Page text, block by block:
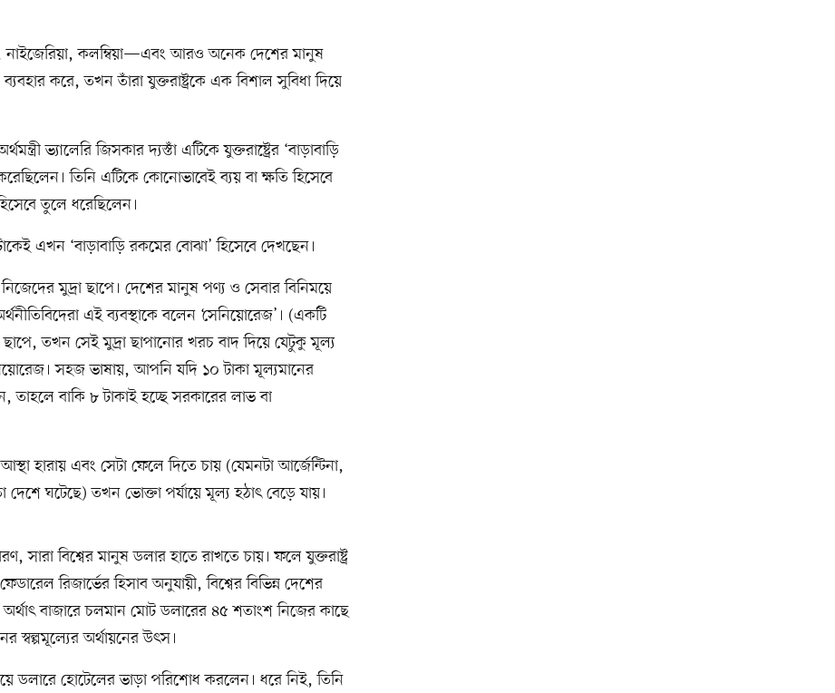
কলম্বিয়া—এবং আরও অনেক দেশের মানুষ
করে, তখন তাঁরা যুক্তরাষ্ট্রকে এক বিশাল সুবিধা দিয়ে
ভ্যালেরি জিসকার দ্যস্তাঁ এটিকে যুক্তরাষ্ট্রের ‘বাড়াবাড়ি
তিনি এটিকে কোনোভাবেই ব্যয় বা ক্ষতি হিসেবে
তুলে ধরেছিলেন।
এখন ‘বাড়াবাড়ি রকমের বোঝা’ হিসেবে দেখছেন।
মুদ্রা ছাপে। দেশের মানুষ পণ্য ও সেবার বিনিময়ে
এই ব্যবস্থাকে বলেন ‘সেনিয়োরেজ’। (একটি
ছাপে, তখন সেই মুদ্রা ছাপানোর খরচ বাদ দিয়ে যেটুকু মূল্য
সহজ ভাষায়, আপনি যদি ১০ টাকা মূল্যমানের
বাকি ৮ টাকাই হচ্ছে সরকারের লাভ বা
হারায় এবং সেটা ফেলে দিতে চায় (যেমনটা আর্জেন্টিনা,
ঘটেছে) তখন ভোক্তা পর্যায়ে মূল্য হঠাৎ বেড়ে যায়।
সারা বিশ্বের মানুষ ডলার হাতে রাখতে চায়। ফলে যুক্তরাষ্ট্র
রিজার্ভের হিসাব অনুযায়ী, বিশ্বের বিভিন্ন দেশের
বাজারে চলমান মোট ডলারের ৪৫ শতাংশ নিজের কাছে
স্বল্পমূল্যের অর্থায়নের উৎস।
ডলারে হোটেলের ভাড়া পরিশোধ করলেন। ধরে নিই, তিনি